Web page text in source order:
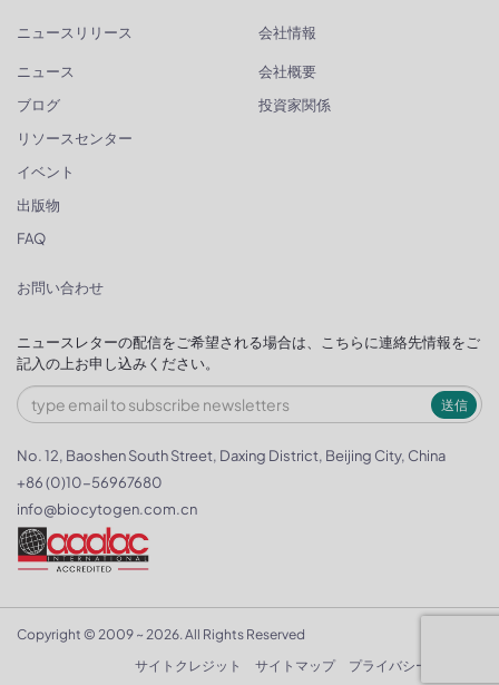
ニュースリリース
ニュース
ブログ
リソースセンター
イベント
出版物
FAQ
会社情報
会社概要
投資家関係
お問い合わせ
ニュースレターの配信をご希望される場合は、こちらに連絡先情報をご
記入の上お申し込みください。
送信
No. 12, Baoshen South Street, Daxing District, Beijing City, China
+86 (0)10-56967680
info@biocytogen.com.cn
Copyright © 2009 ~ 2026. All Rights Reserved
サイトクレジット
サイトマップ プライバシーポリシー